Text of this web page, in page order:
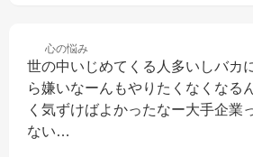
心の悩み
世の中いじめてくる人多いしバカ
ら嫌いなーんもやりたくなくなる
く気ずけばよかったなー大手企業
ない…